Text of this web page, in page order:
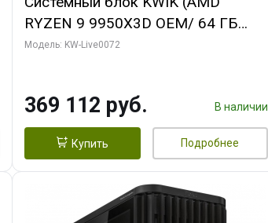
RYZEN 9 9950X3D OEM/ 64 ГБ
ОЗУ/ MSI RTX5080 VENTUS 3X
Модель: KW-Live0072
369 112 руб. В наличии
Купить Подробнее